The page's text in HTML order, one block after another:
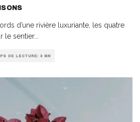
d’une rivière luxuriante, les quatre
le sentier...
DE LECTURE: 3 MN